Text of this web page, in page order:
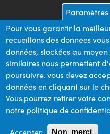
Pour vous garantir la
recueillons des données
données, stockées au
similaires nous permettent
poursuivre, vous devez
données en cliquant sur le
Vous pourrez retirer votre
notre politique de
Accepter Non, merci.